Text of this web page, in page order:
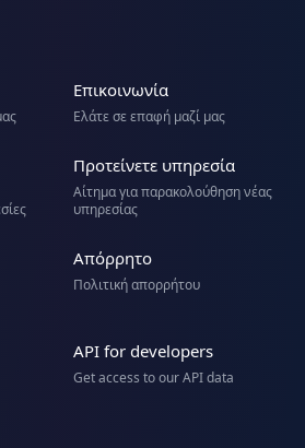
Επικοινωνία
Ελάτε σε επαφή μαζί μας
Προτείνετε υπηρεσία
Αίτημα για παρακολούθηση νέας
υπηρεσίας
Απόρρητο
Πολιτική απορρήτου
API for developers
Get access to our API data